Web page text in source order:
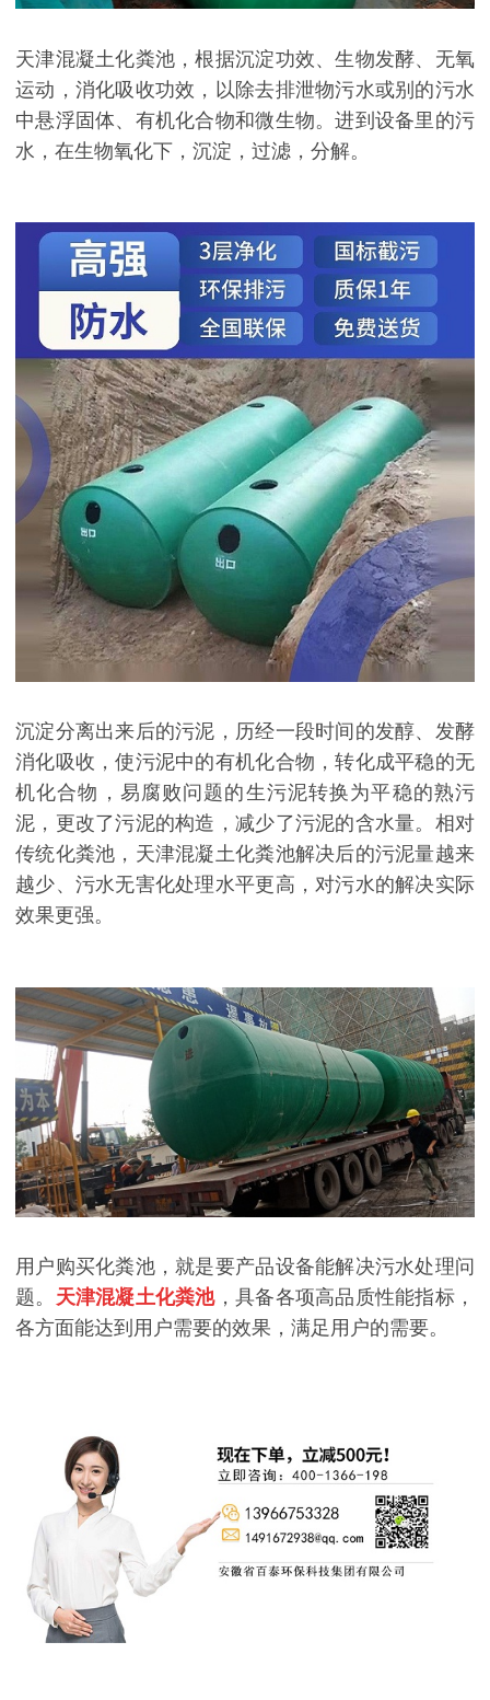
天津混凝土化粪池，根据沉淀功效、生物发酵、无氧
运动，消化吸收功效，以除去排泄物污水或别的污水
中悬浮固体、有机化合物和微生物。进到设备里的污
水，在生物氧化下，沉淀，过滤，分解。
沉淀分离出来后的污泥，历经一段时间的发醇、发酵
消化吸收，使污泥中的有机化合物，转化成平稳的无
机化合物，易腐败问题的生污泥转换为平稳的熟污
泥，更改了污泥的构造，减少了污泥的含水量。相对
传统化粪池，天津混凝土化粪池解决后的污泥量越来
越少、污水无害化处理水平更高，对污水的解决实际
效果更强。
用户购买化粪池，就是要产品设备能解决污水处理问
题。 天津混凝土化粪池，具备各项高品质性能指标，
各方面能达到用户需要的效果，满足用户的需要。